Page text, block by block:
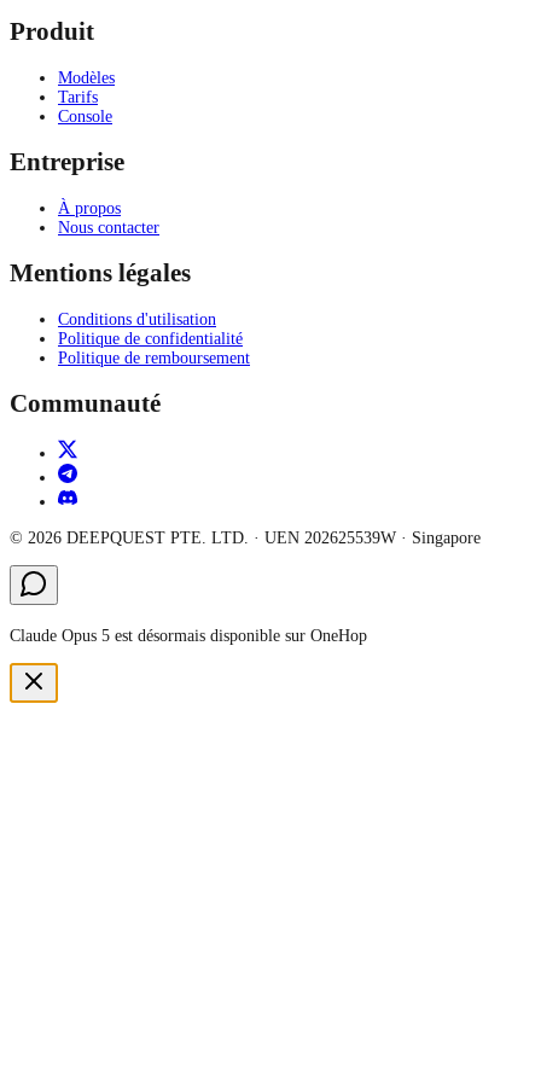
Produit
Modèles
Tarifs
Console
Entreprise
À propos
Nous contacter
Mentions légales
Conditions d'utilisation
Politique de confidentialité
Politique de remboursement
Communauté
© 2026 DEEPQUEST PTE. LTD. · UEN 202625539W · Singapore
Claude Opus 5 est désormais disponible sur OneHop